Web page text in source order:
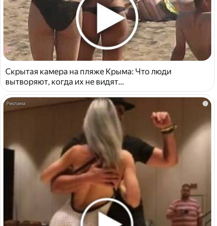
Скрытая камера на пляже Крыма: Что люди
вытворяют, когда их не видят...
i